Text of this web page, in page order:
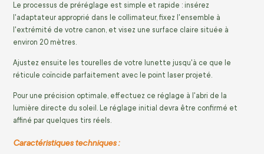
Le processus de préréglage est simple et rapide : insérez
l'adaptateur approprié dans le collimateur, fixez l'ensemble à
l'extrémité de votre canon, et visez une surface claire située à
environ 20 mètres.
Ajustez ensuite les tourelles de votre lunette jusqu'à ce que le
réticule coïncide parfaitement avec le point laser projeté.
Pour une précision optimale, effectuez ce réglage à l'abri de la
lumière directe du soleil. Le réglage initial devra être confirmé et
affiné par quelques tirs réels.
Caractéristiques techniques :